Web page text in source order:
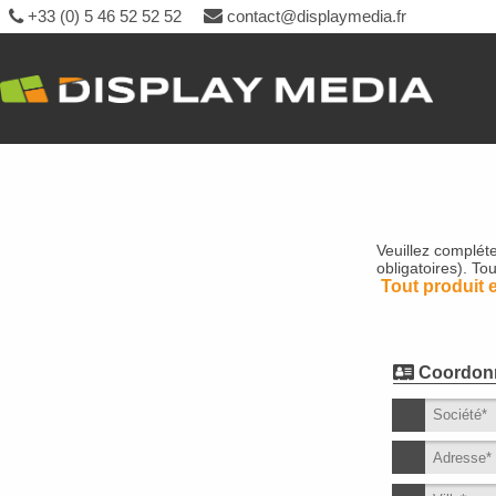
+33 (0) 5 46 52 52 52 contact@displaymedia.fr
Veuillez
obligatoires).
Tout produit